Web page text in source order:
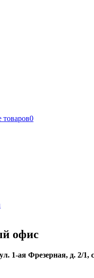
товаров0
офис
1-ая Фрезерная, д. 2/1,